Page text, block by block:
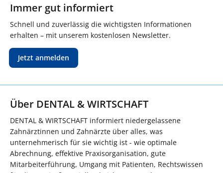
Immer gut informiert
Schnell und zuverlässig die wichtigsten Informationen
erhalten – mit unserem kostenlosen Newsletter.
Jetzt anmelden
Über DENTAL & WIRTSCHAFT
DENTAL & WIRTSCHAFT informiert niedergelassene
Zahnärztinnen und Zahnärzte über alles, was
unternehmerisch für sie wichtig ist - wie optimale
Abrechnung, effektive Praxisorganisation, gute
Mitarbeiterführung, Umgang mit Patienten, Rechtswissen